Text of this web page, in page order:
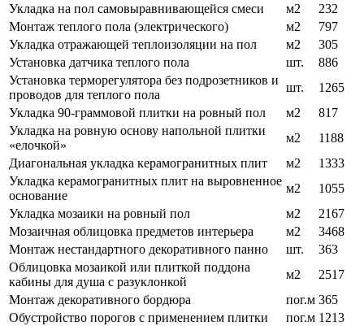
Укладка на пол самовыравнивающейся смеси м2
232
Монтаж теплого пола (электрического)
м2
797
Укладка отражающей теплоизоляции на пол
м2
305
Установка датчика теплого пола
шт.
886
Установка терморегулятора без подрозетников и
проводов для теплого пола
шт.
1265
Укладка 90-граммовой плитки на ровный пол
м2
817
Укладка на ровную основу напольной плитки
«елочкой»
м2
1188
Диагональная укладка керамогранитных плит
м2
1333
Укладка керамогранитных плит на выровненное
основание
м2
1055
Укладка мозаики на ровный пол
м2
2167
Мозаичная облицовка предметов интерьера
м2
3468
Монтаж нестандартного декоративного панно
шт.
363
Облицовка мозаикой или плиткой поддона
кабины для душа с разуклонкой
м2
2517
Монтаж декоративного бордюра
пог.м 365
Обустройство порогов с применением плитки
пог.м 1213